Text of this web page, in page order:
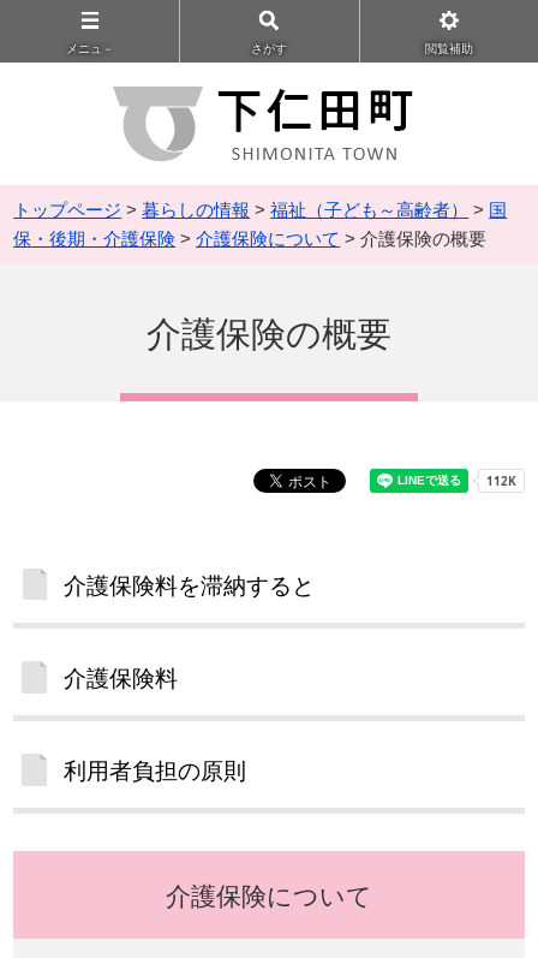
メニュ－ さがす 閲覧補助
トップページ >暮らしの情報 >福祉（子ども～高齢者） > 国
保・後期・介護保険 >介護保険について > 介護保険の概要
介護保険の概要
介護保険料を滞納すると
介護保険料
利用者負担の原則
介護保険について